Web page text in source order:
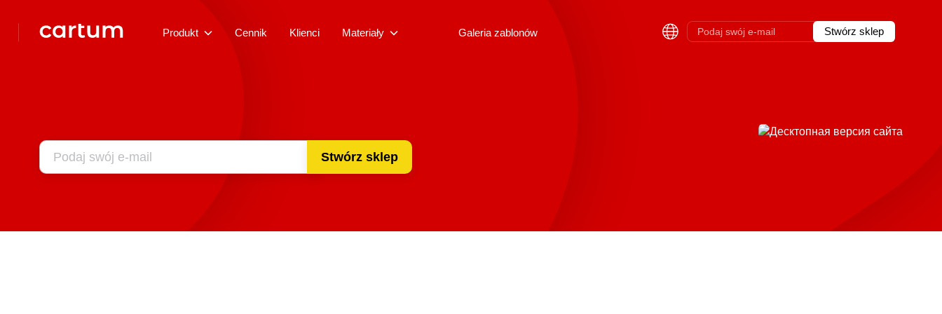
Produkt Cennik Klienci Materiały Galeria zablonów Stwórz sklep
Stwórz sklep